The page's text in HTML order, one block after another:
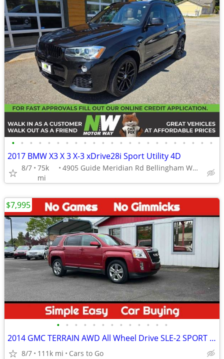
• • • • • • • • • • • • • • • • • • • • • • •
2017 BMW X3 X 3 X-3 xDrive28i Sport Utility 4D
8/7 75k
mi
4905 Guide Meridian Rd Bellingham WA 98226
• • • • • • • • • • • • •
2014 GMC TERRAIN AWD All Wheel Drive SLE-2 SPORT UTILITY 4D SUV
8/7 111k mi Cars to Go
$7,995